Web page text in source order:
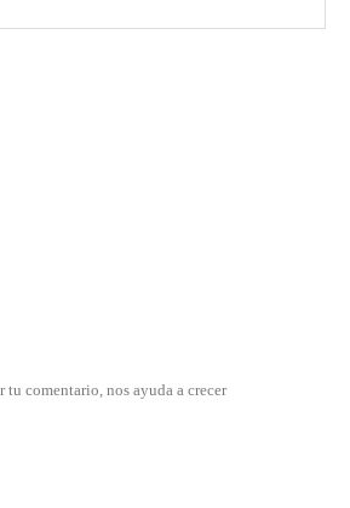
tu comentario, nos ayuda a crecer